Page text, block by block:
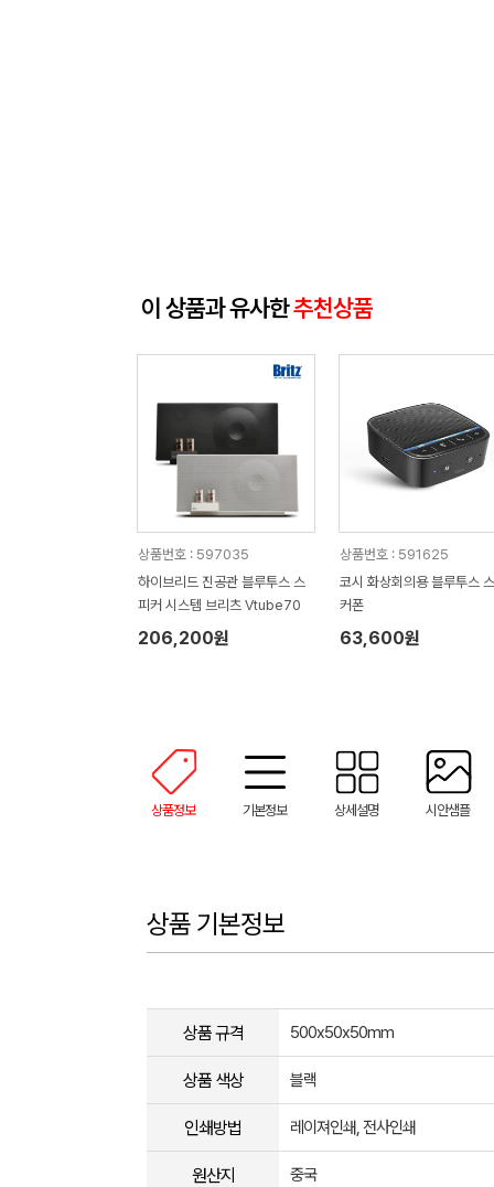
이 상품과 유사한추천상품
상품번호 : 597035
하이브리드 진공관 블루투스 스
피커 시스템 브리츠 Vtube70
206,200원
상품번호 : 591625
코시 화상회의용 블루투스
커폰
63,600원
상품정보 기본정보 상세설명 시안샘플
상품 기본정보
상품 규격 500x50x50mm
상품 색상 블랙
인쇄방법 레이져인쇄, 전사인쇄
원산지 중국